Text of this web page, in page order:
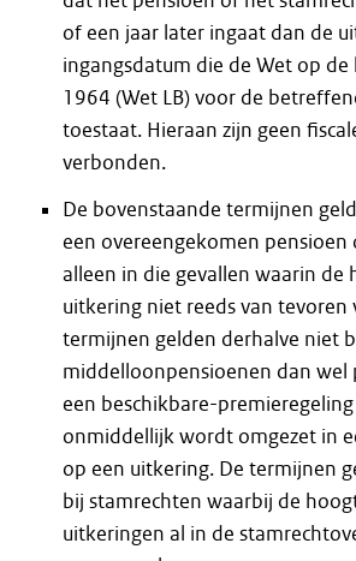
of een jaar later ingaat dan de
ingangsdatum die de Wet op
1964 (Wet LB) voor de
toestaat. Hieraan zijn geen
verbonden.
De bovenstaande termijnen
een overeengekomen pensioen
alleen in die gevallen waarin de
uitkering niet reeds van tevoren
termijnen gelden derhalve niet
middelloonpensioenen dan wel
een beschikbare-
onmiddellijk wordt omgezet in
op een uitkering. De termijnen
bij stamrechten waarbij de
uitkeringen al in de